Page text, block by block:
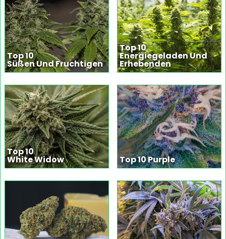
Top 10
Süßen Und Fruchtigen
Top 10
Energiegeladen Und
Erhebenden
Top 10
White Widow Top 10 Purple